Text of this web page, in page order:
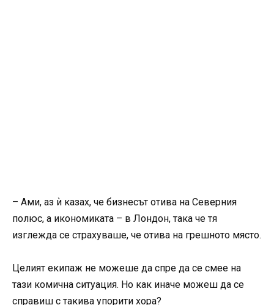
– Ами, аз ѝ казах, че бизнесът отива на Северния
полюс, а икономиката – в Лондон, така че тя
изглежда се страхуваше, че отива на грешното място.
Целият екипаж не можеше да спре да се смее на
тази комична ситуация. Но как иначе можеш да се
справиш с такива упорити хора?